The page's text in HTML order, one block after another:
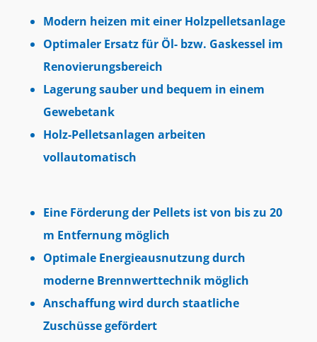
Modern heizen mit einer Holzpelletsanlage
Optimaler Ersatz für Öl- bzw. Gaskessel im
Renovierungsbereich
Lagerung sauber und bequem in einem
Gewebetank
Holz-Pelletsanlagen arbeiten
vollautomatisch
Eine Förderung der Pellets ist von bis zu 20
m Entfernung möglich
Optimale Energieausnutzung durch
moderne Brennwerttechnik möglich
Anschaffung wird durch staatliche
Zuschüsse gefördert